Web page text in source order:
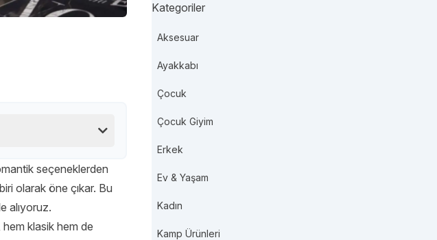
seçeneklerden
olarak öne çıkar. Bu
alıyoruz.
hem klasik hem de
Kategoriler
Aksesuar
Ayakkabı
Çocuk
Çocuk Giyim
Erkek
Ev & Yaşam
Kadın
Kamp Ürünleri